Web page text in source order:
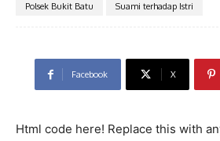
Polsek Bukit Batu
Suami terhadap Istri
Facebook X
Html code here! Replace this with